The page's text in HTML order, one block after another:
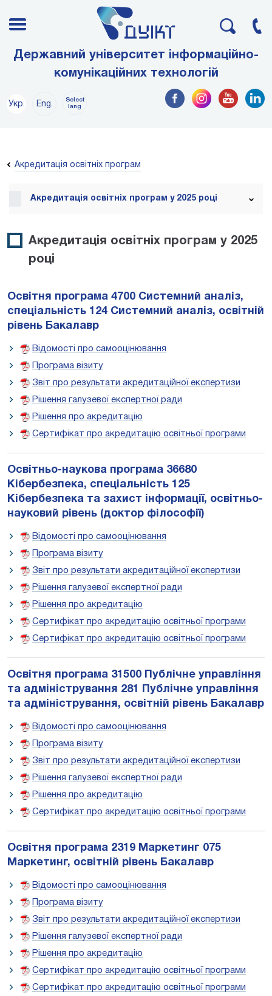
Державний університет інформаційно-
комунікаційних технологій
Укр. Eng.
Select
lang
Акредитація освітніх програм
Акредитація освітніх програм у 2025 році
Акредитація освітніх програм у 2025
році
Освітня програма 4700 Системний аналіз,
спеціальність 124 Системний аналіз, освітній
рівень Бакалавр
Відомості про самооцінювання
Програма візиту
Звіт про результати акредитаційної експертизи
Рішення галузевої експертної ради
Рішення про акредитацію
Сертифікат про акредитацію освітньої програми
Освітньо-наукова програма 36680
Кібербезпека, спеціальність 125
Кібербезпека та захист інформації, освітньо-
науковий рівень (доктор філософії)
Відомості про самооцінювання
Програма візиту
Звіт про результати акредитаційної експертизи
Рішення галузевої експертної ради
Рішення про акредитацію
Сертифікат про акредитацію освітньої програми
Сертифікат про акредитацію освітньої програми
Освітня програма 31500 Публічне управління
та адміністрування 281 Публічне управління
та адміністрування, освітній рівень Бакалавр
Відомості про самооцінювання
Програма візиту
Звіт про результати акредитаційної експертизи
Рішення галузевої експертної ради
Рішення про акредитацію
Сертифікат про акредитацію освітньої програми
Освітня програма 2319 Маркетинг 075
Маркетинг, освітній рівень Бакалавр
Відомості про самооцінювання
Програма візиту
Звіт про результати акредитаційної експертизи
Рішення галузевої експертної ради
Рішення про акредитацію
Сертифікат про акредитацію освітньої програми
Сертифікат про акредитацію освітньої програми